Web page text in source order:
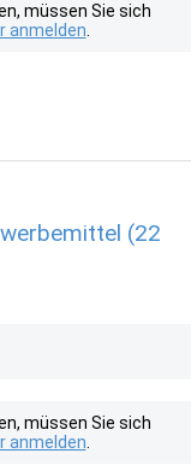
müssen Sie sich
anmelden
(22
müssen Sie sich
anmelden